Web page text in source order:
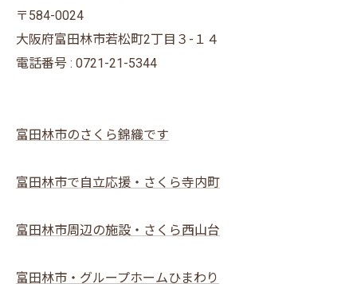
〒584-0024
大阪府富田林市若松町2丁目３-１４
電話番号 : 0721-21-5344
富田林市のさくら錦織です
富田林市で自立応援・さくら寺内町
富田林市周辺の施設・さくら西山台
富田林市・グループホームひまわり